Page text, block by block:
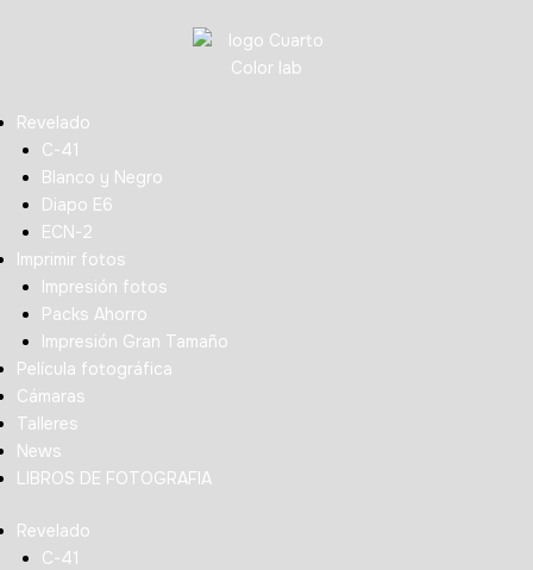
Revelado
C-41
Blanco y Negro
Diapo E6
ECN-2
Imprimir fotos
Impresión fotos
Packs Ahorro
Impresión Gran Tamaño
Película fotográfica
Cámaras
Talleres
News
LIBROS DE FOTOGRAFIA
Revelado
C-41